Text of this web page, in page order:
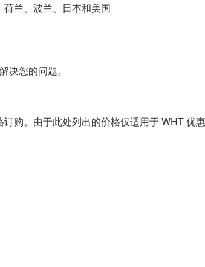
兰、波兰、日本和美国
您的问题。
购。由于此处列出的价格仅适用于 WHT 优